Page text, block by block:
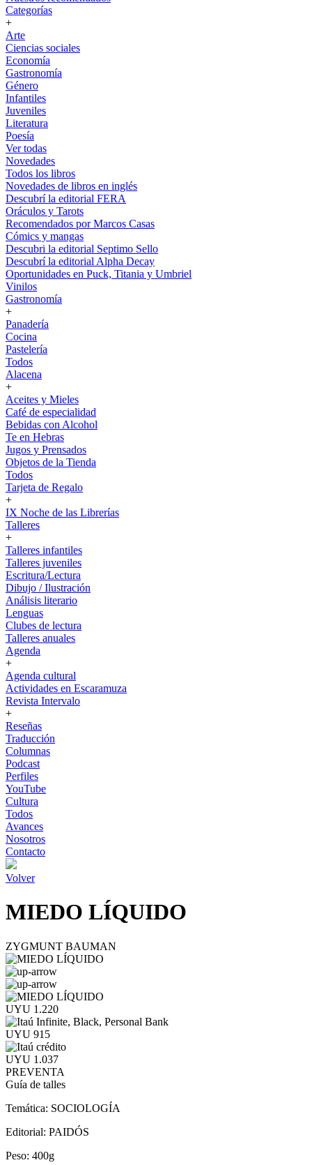
Categorías
+
Arte
Ciencias sociales
Economía
Gastronomía
Género
Infantiles
Juveniles
Literatura
Poesía
Ver todas
Novedades
Todos los libros
Novedades de libros en inglés
Descubrí la editorial FERA
Oráculos y Tarots
Recomendados por Marcos Casas
Cómics y mangas
Descubri la editorial Septimo Sello
Descubrí la editorial Alpha Decay
Oportunidades en Puck, Titania y Umbriel
Vinilos
Gastronomía
+
Panadería
Cocina
Pastelería
Todos
Alacena
+
Aceites y Mieles
Café de especialidad
Bebidas con Alcohol
Te en Hebras
Jugos y Prensados
Objetos de la Tienda
Todos
Tarjeta de Regalo
+
IX Noche de las Librerías
Talleres
+
Talleres infantiles
Talleres juveniles
Escritura/Lectura
Dibujo / Ilustración
Análisis literario
Lenguas
Clubes de lectura
Talleres anuales
Agenda
+
Agenda cultural
Actividades en Escaramuza
Revista Intervalo
+
Reseñas
Traducción
Columnas
Podcast
Perfiles
YouTube
Cultura
Todos
Avances
Nosotros
Contacto
Volver
MIEDO LÍQUIDO
ZYGMUNT BAUMAN
UYU 1.220
UYU 915
UYU 1.037
PREVENTA
Guía de talles
Temática: SOCIOLOGÍA
Editorial: PAIDÓS
Peso: 400g